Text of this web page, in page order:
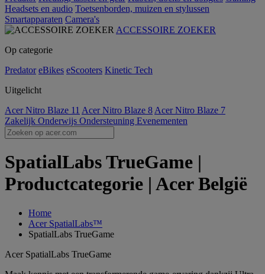
Headsets en audio Toetsenborden, muizen en stylussen
Smartapparaten Camera's
ACCESSOIRE ZOEKER
Op categorie
Predator eBikes eScooters Kinetic Tech
Uitgelicht
Acer Nitro Blaze 11 Acer Nitro Blaze 8 Acer Nitro Blaze 7
Zakelijk Onderwijs Ondersteuning Evenementen
SpatialLabs TrueGame |
Productcategorie | Acer België
Home
Acer SpatialLabs™
SpatialLabs TrueGame
Acer SpatialLabs TrueGame